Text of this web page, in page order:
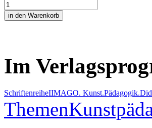
Im
SchriftenreiheIIMAGO.
Themen